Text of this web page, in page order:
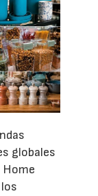
globales